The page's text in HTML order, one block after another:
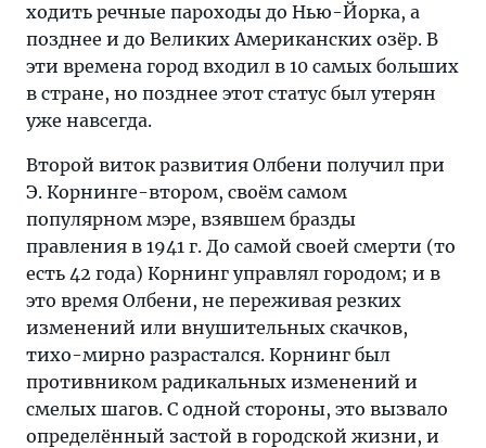
ходить речные пароходы до Нью-Йорка, а
позднее и до Великих Американских озёр. В
эти времена город входил в 10 самых больших
в стране, но позднее этот статус был утерян
уже навсегда.
Второй виток развития Олбени получил при
Э. Корнинге-втором, своём самом
популярном мэре, взявшем бразды
правления в 1941 г. До самой своей смерти (то
есть 42 года) Корнинг управлял городом; и в
это время Олбени, не переживая резких
изменений или внушительных скачков,
тихо-мирно разрастался. Корнинг был
противником радикальных изменений и
смелых шагов. С одной стороны, это вызвало
определённый застой в городской жизни, и